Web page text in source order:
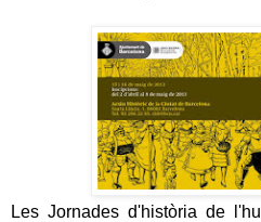
Les Jornades d'història de